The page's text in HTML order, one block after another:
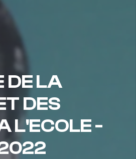
DE LA
DES
L'ECOLE -